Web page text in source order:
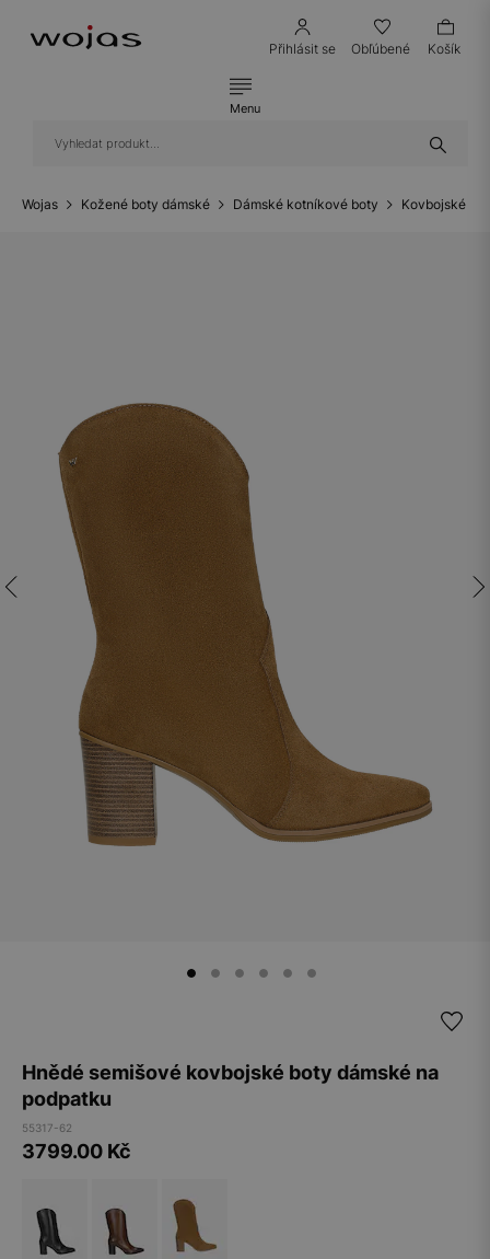
Přihlásit se Obľúbené Košík
Menu
Wojas Kožené boty dámské Dámské kotníkové boty Kovbojské
Hnědé semišové kovbojské boty dámské na
podpatku
55317-62
3799.00 Kč